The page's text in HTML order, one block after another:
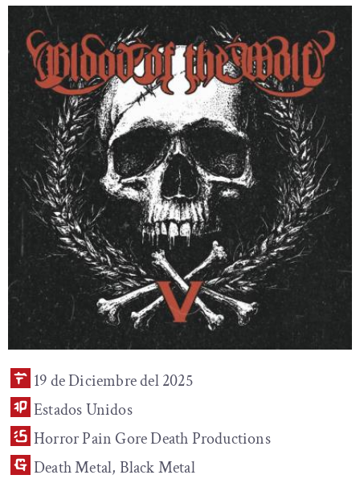
19 de Diciembre del 2025
Estados Unidos
Horror Pain Gore Death Productions
Death Metal, Black Metal